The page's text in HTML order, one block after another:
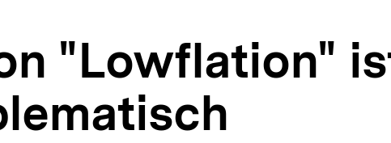
"Lowflation"